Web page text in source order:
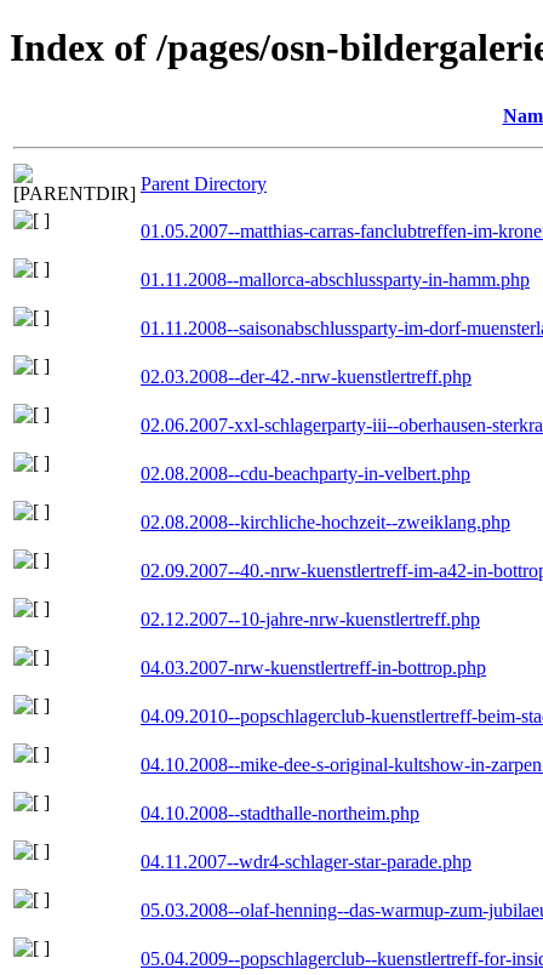
Index of /pages/osn-
Parent Directory
01.05.2007--matthias-carras-fanclubtreffen-im-
01.11.2008--mallorca-abschlussparty-in-hamm.php
01.11.2008--saisonabschlussparty-im-dorf-
02.03.2008--der-42.-nrw-kuenstlertreff.php
02.06.2007-xxl-schlagerparty-iii--oberhausen-
02.08.2008--cdu-beachparty-in-velbert.php
02.08.2008--kirchliche-hochzeit--zweiklang.php
02.09.2007--40.-nrw-kuenstlertreff-im-a42-in-
02.12.2007--10-jahre-nrw-kuenstlertreff.php
04.03.2007-nrw-kuenstlertreff-in-bottrop.php
04.09.2010--popschlagerclub-kuenstlertreff-beim-
04.10.2008--mike-dee-s-original-kultshow-in-
04.10.2008--stadthalle-northeim.php
04.11.2007--wdr4-schlager-star-parade.php
05.03.2008--olaf-henning--das-warmup-zum-
05.04.2009--popschlagerclub--kuenstlertreff-for-